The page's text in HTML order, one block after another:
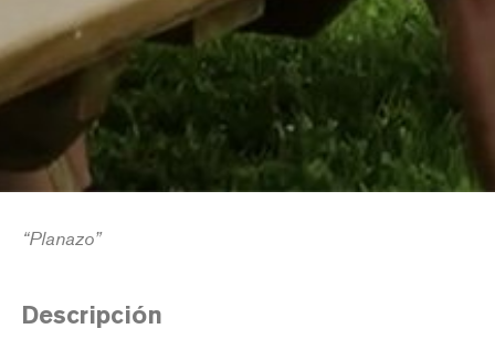
“Planazo”
Descripción